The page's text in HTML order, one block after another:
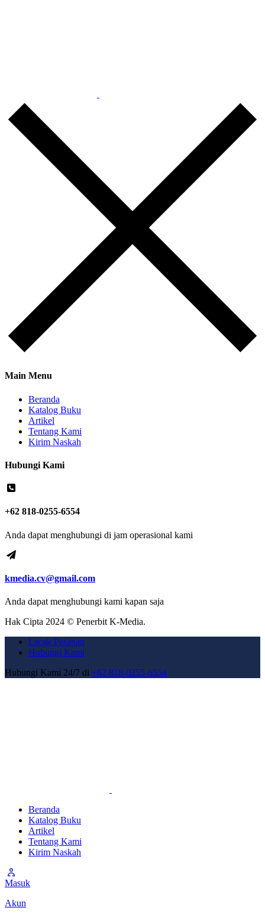
Main Menu
Beranda
Katalog Buku
Artikel
Tentang Kami
Kirim Naskah
Hubungi Kami
+62 818-0255-6554
Anda dapat menghubungi di jam operasional kami
kmedia.cv@gmail.com
Anda dapat menghubungi kami kapan saja
Hak Cipta 2024 © Penerbit K-Media.
Lacak Pesanan
Hubungi Kami
Hubungi Kami 24/7 di +62 818-0255-6554
Beranda
Katalog Buku
Artikel
Tentang Kami
Kirim Naskah
Masuk
Akun